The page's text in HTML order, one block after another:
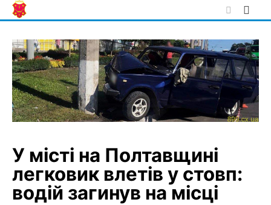
Skip
to
У місті на Полтавщині
легковик влетів у стовп:
водій загинув на місці